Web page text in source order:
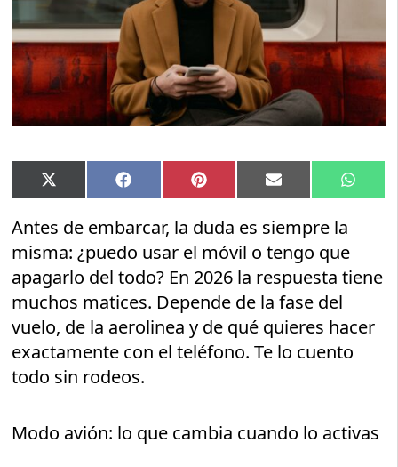
Compartir
en
X
(Twitter)
Compartir
en
Facebook Compartir
en
Pinterest Compartir
en
Email
en
Antes de embarcar, la duda es siempre la
misma: ¿puedo usar el móvil o tengo que
apagarlo del todo? En 2026 la respuesta tiene
muchos matices. Depende de la fase del
vuelo, de la aerolinea y de qué quieres hacer
exactamente con el teléfono. Te lo cuento
todo sin rodeos.
Modo avión: lo que cambia cuando lo activas